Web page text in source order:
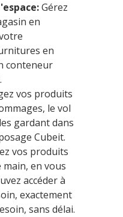
Gérez
en
en
conteneur
vos produits
le vol
gardant dans
Cubeit.
vos produits
en vous
accéder à
exactement
sans délai.